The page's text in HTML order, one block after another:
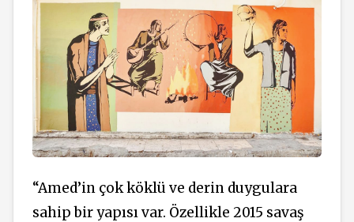
“Amed’in çok köklü ve derin duygulara
sahip bir yapısı var. Özellikle 2015 savaş